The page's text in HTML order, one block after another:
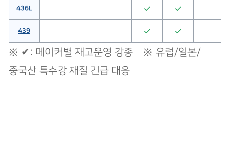
436L
439
※ ✔: 메이커별 재고운영 강종 ※ 유럽/일본/
중국산 특수강 재질 긴급 대응